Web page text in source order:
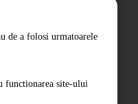
de a folosi urmatoarele
functionarea site-ului